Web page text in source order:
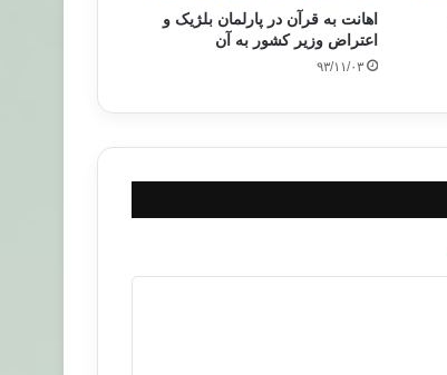
اهانت به قرآن در پارلمان بلژیک و
اعتراض وزیر کشور به آن
۹۳/۱۱/۰۳